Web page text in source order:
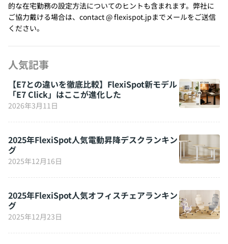
的な在宅勤務の設定方法についてのヒントも含まれます。弊社に
ご協力戴ける場合は、contact @ flexispot.jpまでメールをご送信
ください。
人気記事
【E7との違いを徹底比較】FlexiSpot新モデル
「E7 Click」はここが進化した
2026年3月11日
2025年FlexiSpot人気電動昇降デスクランキン
グ
2025年12月16日
2025年FlexiSpot人気オフィスチェアランキン
グ
2025年12月23日